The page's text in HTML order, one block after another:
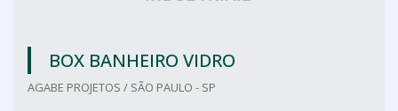
BOX BANHEIRO VIDRO
AGABE PROJETOS / SÃO PAULO - SP